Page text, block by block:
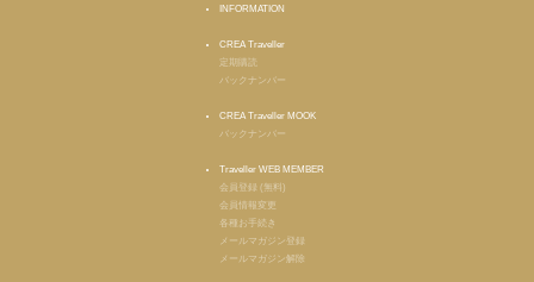
INFORMATION
CREA Traveller
定期購読
バックナンバー
CREA Traveller MOOK
バックナンバー
Traveller WEB MEMBER
会員登録 (無料)
会員情報変更
各種お手続き
メールマガジン登録
メールマガジン解除